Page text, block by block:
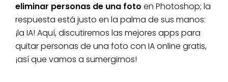
eliminar personas de una foto en Photoshop; la
respuesta está justo en la palma de sus manos:
¡la IA! Aquí, discutiremos las mejores apps para
quitar personas de una foto con IA online gratis,
¡así que vamos a sumergirnos!